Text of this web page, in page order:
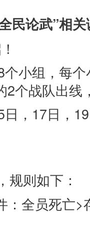
民论武”相
小组，每
2个战队出线
，17日，
规则如下：
：全员死亡